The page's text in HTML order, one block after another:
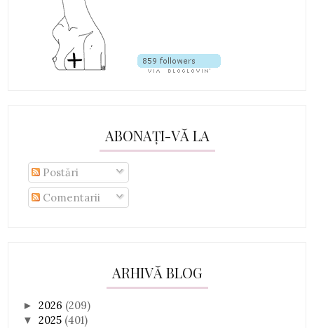
ABONAȚI-VĂ LA
Postări
Comentarii
ARHIVĂ BLOG
►2026 (209)
▼2025 (401)